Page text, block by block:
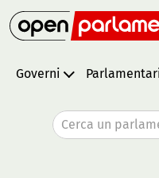
Governi
Cerca un